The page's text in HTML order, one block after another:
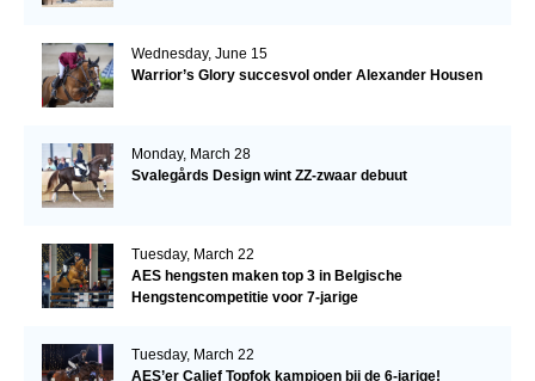
Wednesday, June 15
Warrior’s Glory succesvol onder Alexander Housen
Monday, March 28
Svalegårds Design wint ZZ-zwaar debuut
Tuesday, March 22
AES hengsten maken top 3 in Belgische
Hengstencompetitie voor 7-jarige
Tuesday, March 22
AES’er Calief Topfok kampioen bij de 6-jarige!